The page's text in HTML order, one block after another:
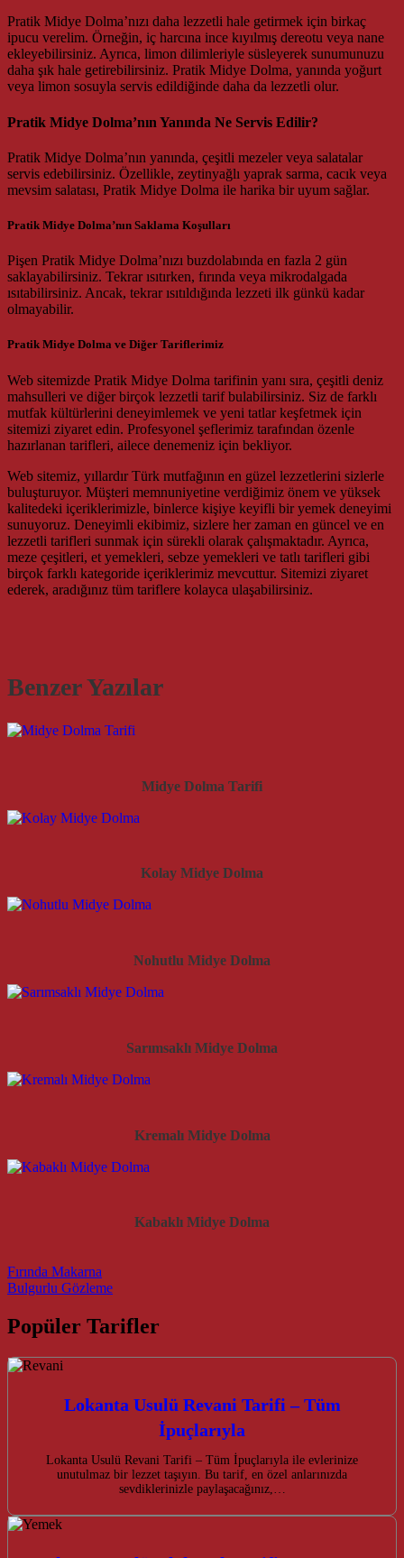
Pratik Midye Dolma’nızı daha lezzetli hale getirmek için birkaç
ipucu verelim. Örneğin, iç harcına ince kıyılmış dereotu veya nane
ekleyebilirsiniz. Ayrıca, limon dilimleriyle süsleyerek sunumunuzu
daha şık hale getirebilirsiniz. Pratik Midye Dolma, yanında yoğurt
veya limon sosuyla servis edildiğinde daha da lezzetli olur.
Pratik Midye Dolma’nın Yanında Ne Servis Edilir?
Pratik Midye Dolma’nın yanında, çeşitli mezeler veya salatalar
servis edebilirsiniz. Özellikle, zeytinyağlı yaprak sarma, cacık veya
mevsim salatası, Pratik Midye Dolma ile harika bir uyum sağlar.
Pratik Midye Dolma’nın Saklama Koşulları
Pişen Pratik Midye Dolma’nızı buzdolabında en fazla 2 gün
saklayabilirsiniz. Tekrar ısıtırken, fırında veya mikrodalgada
ısıtabilirsiniz. Ancak, tekrar ısıtıldığında lezzeti ilk günkü kadar
olmayabilir.
Pratik Midye Dolma ve Diğer Tariflerimiz
Web sitemizde Pratik Midye Dolma tarifinin yanı sıra, çeşitli deniz
mahsulleri ve diğer birçok lezzetli tarif bulabilirsiniz. Siz de farklı
mutfak kültürlerini deneyimlemek ve yeni tatlar keşfetmek için
sitemizi ziyaret edin. Profesyonel şeflerimiz tarafından özenle
hazırlanan tarifleri, ailece denemeniz için bekliyor.
Web sitemiz, yıllardır Türk mutfağının en güzel lezzetlerini sizlerle
buluşturuyor. Müşteri memnuniyetine verdiğimiz önem ve yüksek
kalitedeki içeriklerimizle, binlerce kişiye keyifli bir yemek deneyimi
sunuyoruz. Deneyimli ekibimiz, sizlere her zaman en güncel ve en
lezzetli tarifleri sunmak için sürekli olarak çalışmaktadır. Ayrıca,
meze çeşitleri, et yemekleri, sebze yemekleri ve tatlı tarifleri gibi
birçok farklı kategoride içeriklerimiz mevcuttur. Sitemizi ziyaret
ederek, aradığınız tüm tariflere kolayca ulaşabilirsiniz.
Benzer Yazılar
Midye Dolma Tarifi
Kolay Midye Dolma
Nohutlu Midye Dolma
Sarımsaklı Midye Dolma
Kremalı Midye Dolma
Kabaklı Midye Dolma
Post navigation
Fırında Makarna
Bulgurlu Gözleme
Popüler Tarifler
Lokanta Usulü Revani Tarifi – Tüm
İpuçlarıyla
Lokanta Usulü Revani Tarifi – Tüm İpuçlarıyla ile evlerinize
unutulmaz bir lezzet taşıyın. Bu tarif, en özel anlarınızda
sevdiklerinizle paylaşacağınız,…